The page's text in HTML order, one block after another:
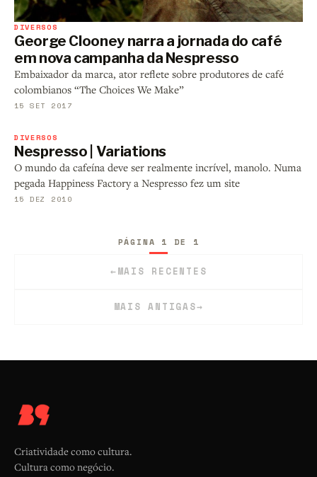
DIVERSOS
George Clooney narra a jornada do café
em nova campanha da Nespresso
Embaixador da marca, ator reflete sobre produtores de café
colombianos “The Choices We Make”
15 SET 2017
DIVERSOS
Nespresso | Variations
O mundo da cafeína deve ser realmente incrível, manolo. Numa
pegada Happiness Factory a Nespresso fez um site
15 DEZ 2010
←MAIS RECENTES
PÁGINA 1 DE 1
MAIS ANTIGAS→
Criatividade como cultura.
Cultura como negócio.